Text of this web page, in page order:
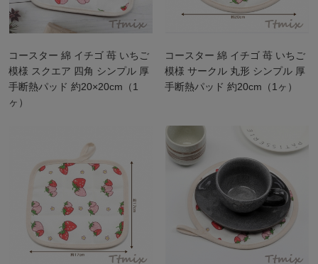
コースター 綿 イチゴ 苺 いちご
模様 スクエア 四角 シンプル 厚
手断熱パッド 約20×20cm（1
ヶ）
コースター 綿 イチゴ 苺 いちご
模様 サークル 丸形 シンプル 厚
手断熱パッド 約20cm（1ヶ）